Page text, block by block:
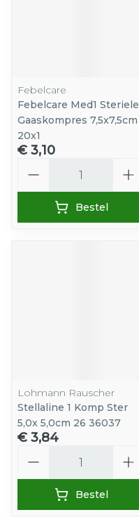
Febelcare
Febelcare Med1 Steriele
Gaaskompres 7,5x7,5cm
20x1
€ 3,10
Bestel
Lohmann Rauscher
Stellaline 1 Komp Ster
5,0x 5,0cm 26 36037
€ 3,84
Bestel